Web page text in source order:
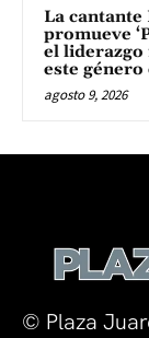
La cantante
promueve
el liderazgo
este género
agosto 9, 2026
© Plaza